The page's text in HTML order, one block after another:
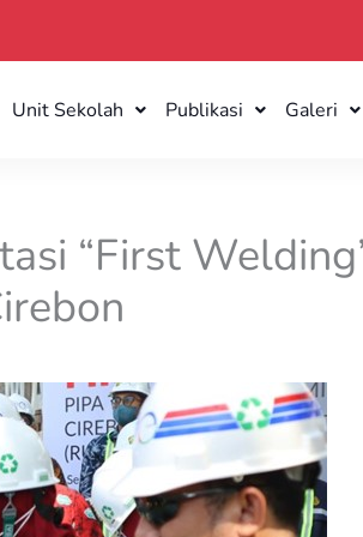
Unit Sekolah Publikasi Galeri
“First